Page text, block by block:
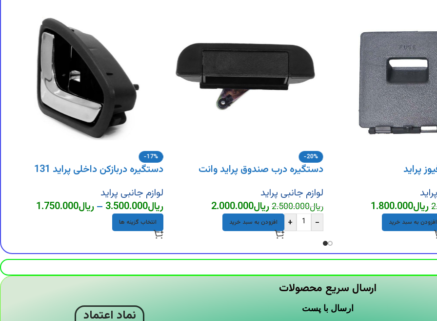
پراید
ریال1.800.000
افزودن به سبد خرید
-20%
دستگیره درب صندوق پراید وانت
لوازم جانبی پراید
ریال2.500.000ریال2.000.000
-
+ افزودن به سبد خرید
-17%
دستگیره دربازکن داخلی پراید 131
لوازم جانبی پراید
ریال3.500.000
– ریال1.750.000
انتخاب گزینه ها
ارسال سریع محصولات
ارسال با پست نماد اعتماد